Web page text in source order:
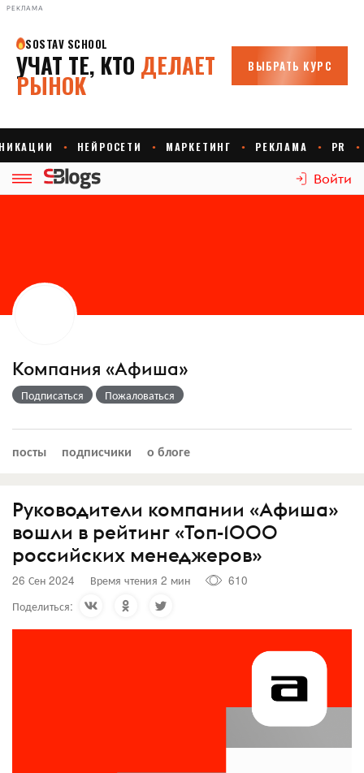
РЕКЛАМА
Войти
Компания «Афиша»
Подписаться Пожаловаться
посты подписчики о блоге
Руководители компании «Афиша»
вошли в рейтинг «Топ-1000
российских менеджеров»
26 Сен 2024 Время чтения 2 мин
610
Поделиться: